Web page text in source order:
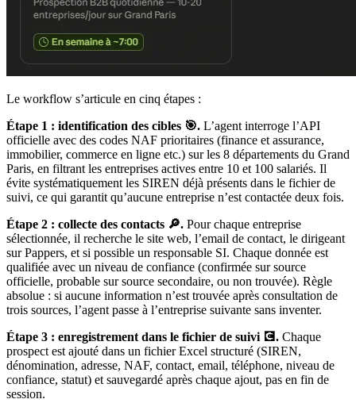
Le workflow s’articule en cinq étapes :
Étape 1 : identification des cibles 🎯. L’agent interroge l’API
officielle avec des codes NAF prioritaires (finance et assurance,
immobilier, commerce en ligne etc.) sur les 8 départements du Grand
Paris, en filtrant les entreprises actives entre 10 et 100 salariés. Il
évite systématiquement les SIREN déjà présents dans le fichier de
suivi, ce qui garantit qu’aucune entreprise n’est contactée deux fois.
Étape 2 : collecte des contacts 🔎. Pour chaque entreprise
sélectionnée, il recherche le site web, l’email de contact, le dirigeant
sur Pappers, et si possible un responsable SI. Chaque donnée est
qualifiée avec un niveau de confiance (confirmée sur source
officielle, probable sur source secondaire, ou non trouvée). Règle
absolue : si aucune information n’est trouvée après consultation de
trois sources, l’agent passe à l’entreprise suivante sans inventer.
Étape 3 : enregistrement dans le fichier de suivi 💽. Chaque
prospect est ajouté dans un fichier Excel structuré (SIREN,
dénomination, adresse, NAF, contact, email, téléphone, niveau de
confiance, statut) et sauvegardé après chaque ajout, pas en fin de
session.